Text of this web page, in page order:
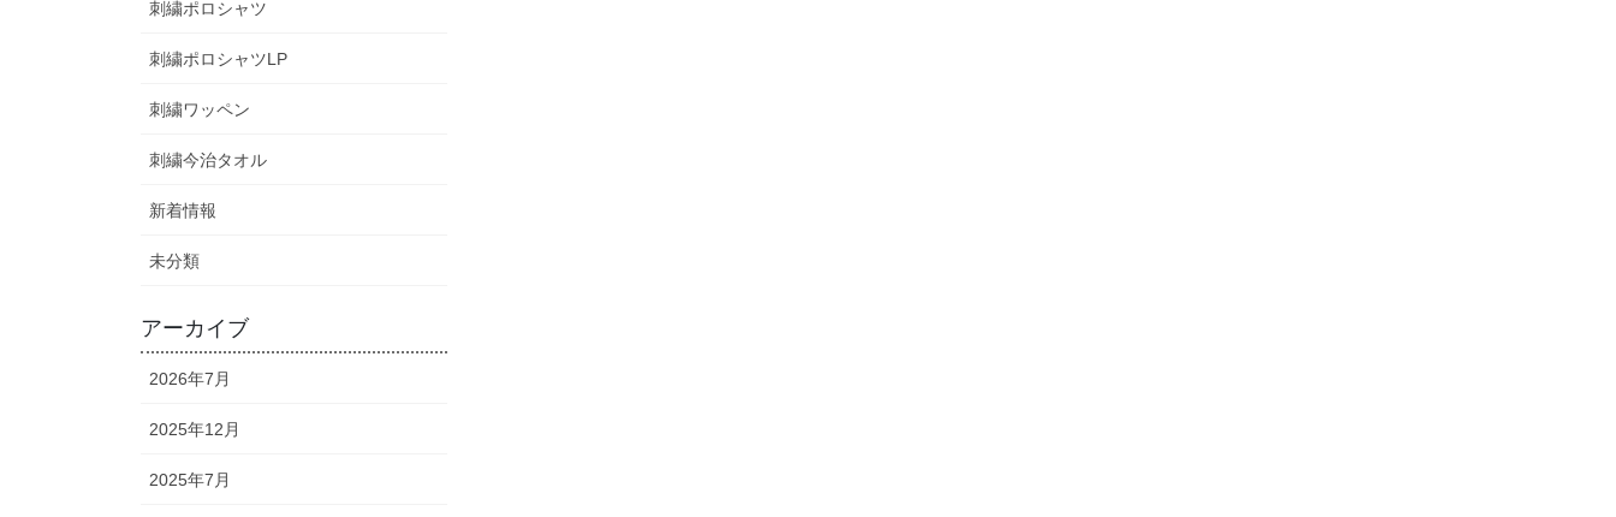
刺繍ポロシャツ
刺繍ポロシャツLP
刺繍ワッペン
刺繍今治タオル
新着情報
未分類
アーカイブ
2026年7月
2025年12月
2025年7月